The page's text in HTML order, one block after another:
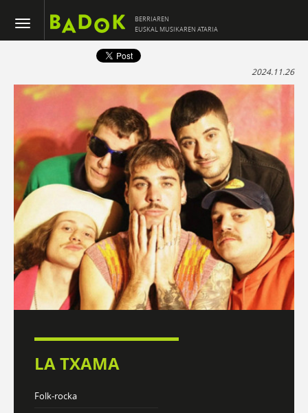
BERRIAREN
EUSKAL MUSIKAREN ATARIA
2024.11.26
LA TXAMA
Folk-rocka